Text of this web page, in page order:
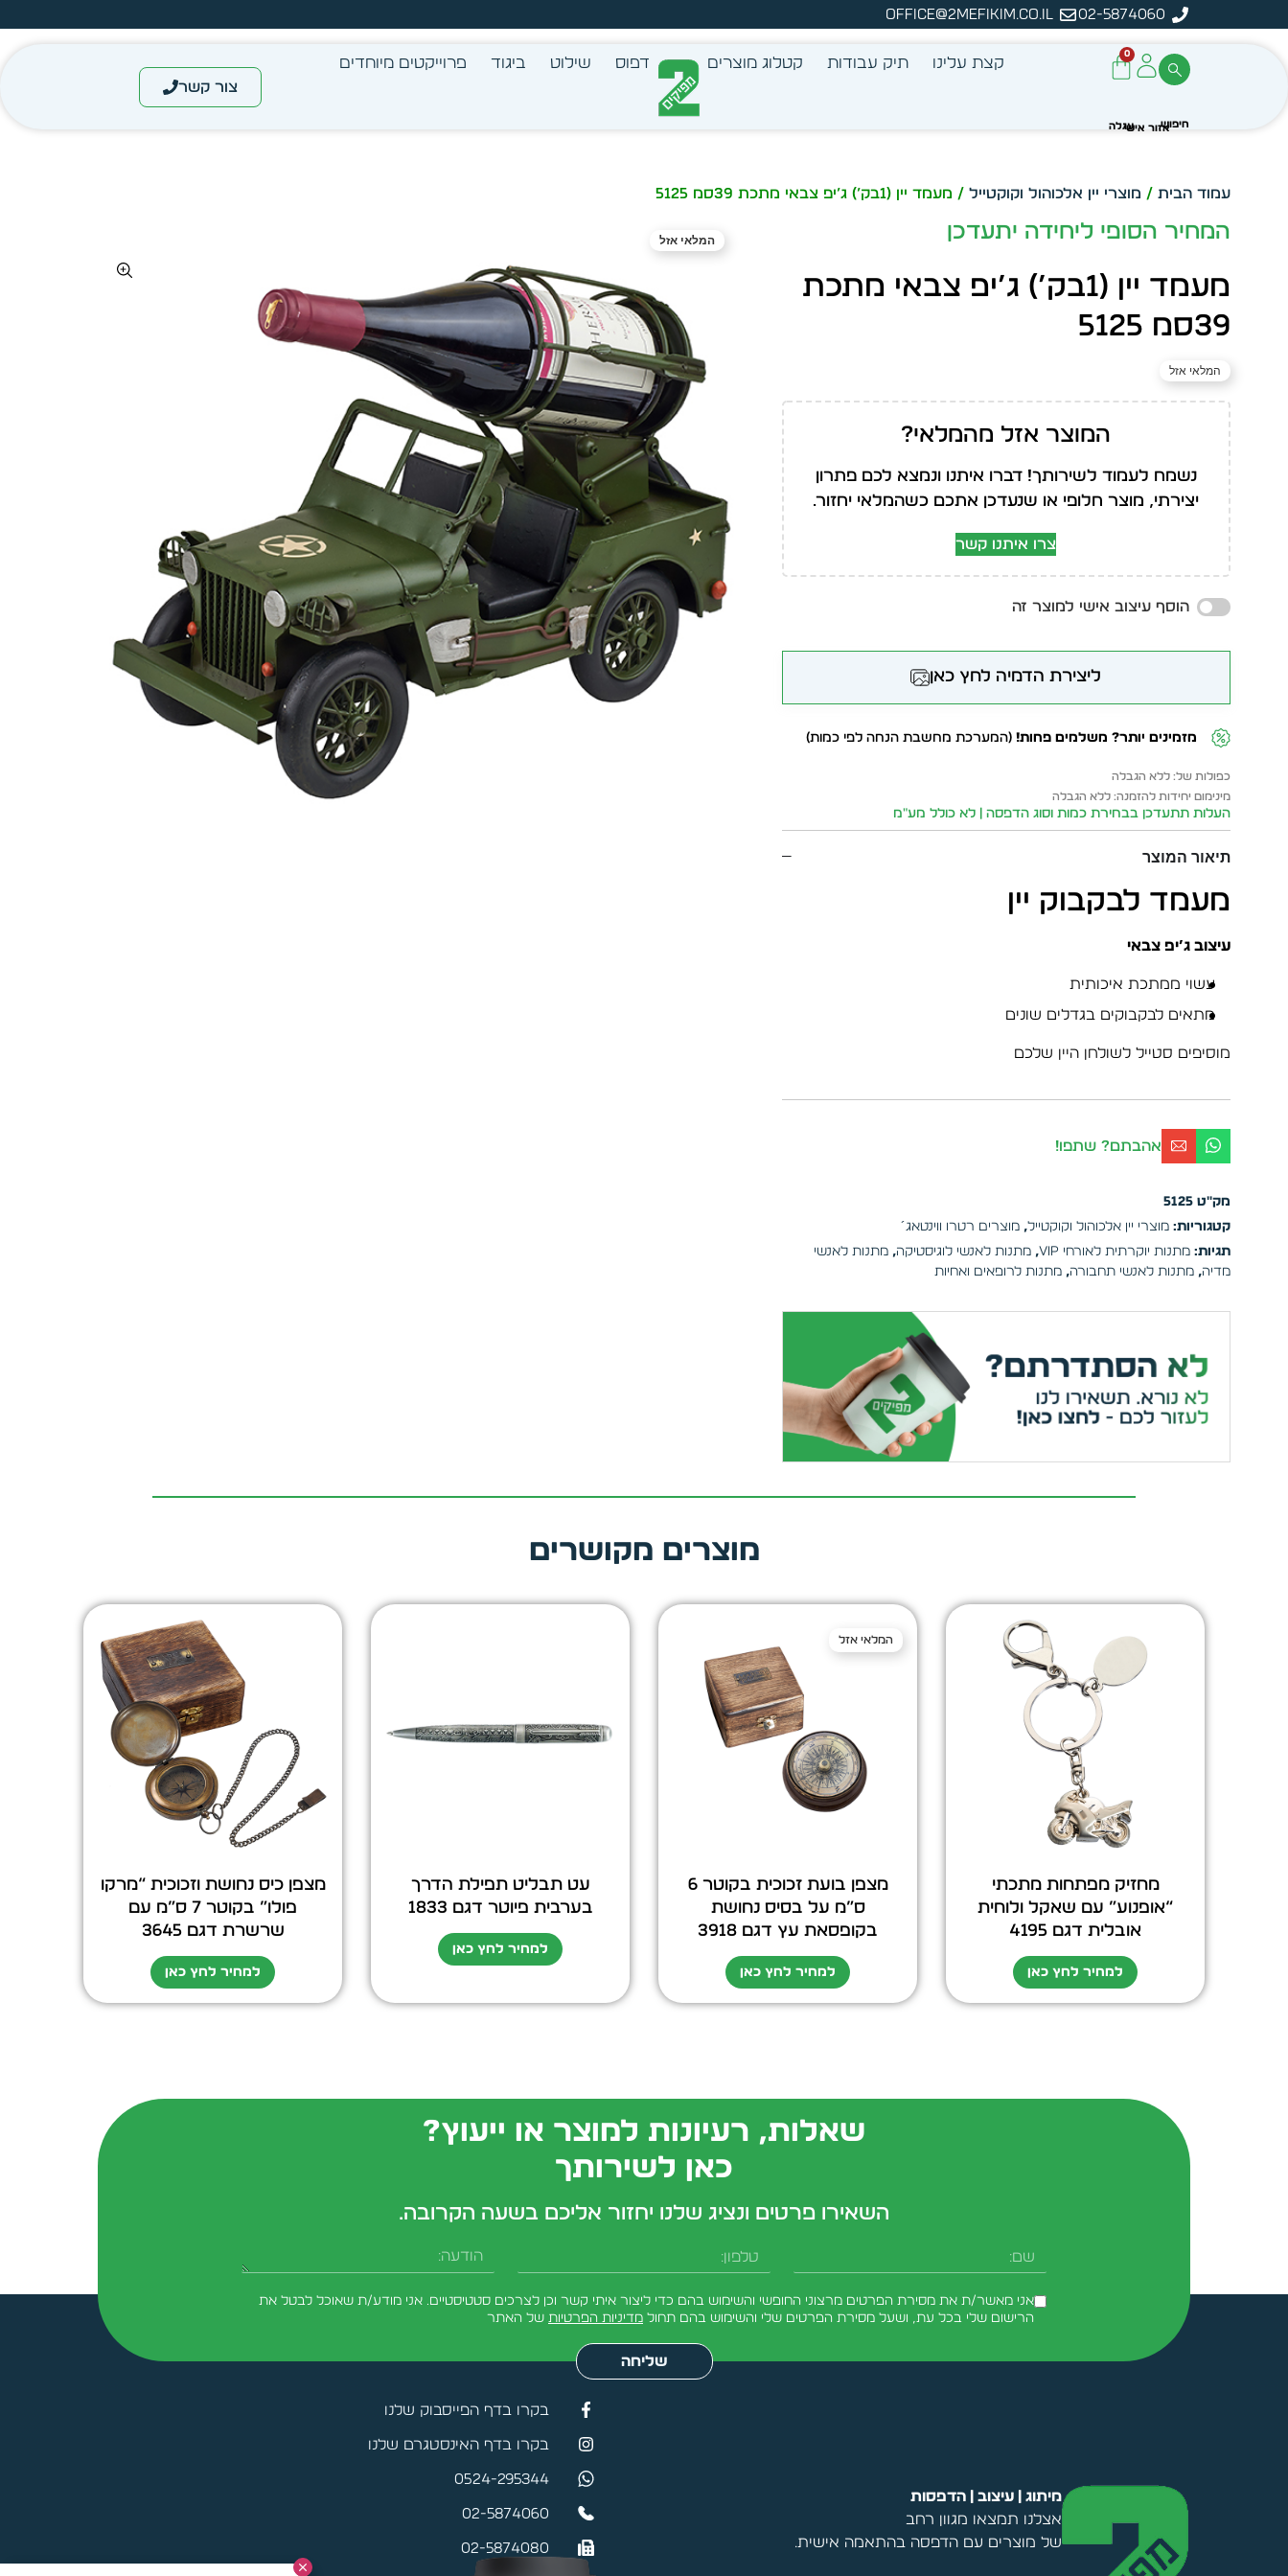
02-5874060
office@2mefikim.co.il
מיידית מתוך מלאי קיים
עצב בעצמך - הכן הדמייה לכל פריט בקלות מחיר מיידי- מותאם לפי כמות
0
קצת עלינו תיק עבודות קטלוג מוצרים דפוס שילוט ביגוד פרוייקטים מיוחדים
צור קשר
עמוד הבית / מוצרי יין אלכוהול וקוקטייל / מעמד יין (1בק’) ג’יפ צבאי מתכת 39סמ 5125
מעמד יין (1בק’) ג’יפ צבאי מתכת
39סמ 5125
המלאי אזל
המוצר אזל מהמלאי?
נשמח לעמוד לשירותך! דברו איתנו ונמצא לכם פתרון
יצירתי, מוצר חלופי או שנעדכן אתכם כשהמלאי יחזור.
צרו איתנו קשר
הוסף עיצוב אישי למוצר זה
ליצירת הדמיה לחץ כאן
מזמינים יותר? משלמים פחות! (המערכת מחשבת הנחה לפי כמות)
כפולות של: ללא הגבלה
מינימום יחידות להזמנה: ללא הגבלה
המחיר הסופי ליחידה יתעדכן
העלות תתעדכן בבחירת כמות וסוג הדפסה | לא כולל מע״מ
תיאור המוצר
מעמד לבקבוק יין
עיצוב ג’יפ צבאי
עשוי ממתכת איכותית
מתאים לבקבוקים בגדלים שונים
מוסיפים סטייל לשולחן היין שלכם
אהבתם? שתפו!
מק"ט5125
קטגוריות: מוצרי יין אלכוהול וקוקטייל,מוצרים רטרו ווינטאג´
תגיות: מתנות יוקרתית לאורחי VIP ,מתנות לאנשי לוגיסטיקה,מתנות לאנשי
מדיה,מתנות לאנשי תחבורה,מתנות לרופאים ואחיות
המלאי אזל
מוצרים מקושרים
מחזיק מפתחות מתכתי
“אופנוע” עם שאקל ולוחית
אובלית דגם 4195
למחיר לחץ כאן
המלאי אזל
מצפן בועת זכוכית בקוטר 6
ס”מ על בסיס נחושת
בקופסאת עץ דגם 3918
למחיר לחץ כאן
עט תבליט תפילת הדרך
בערבית פיוטר דגם 1833
למחיר לחץ כאן
מצפן כיס נחושת וזכוכית “מרקו
פולו” בקוטר 7 ס”מ עם
שרשרת דגם 3645
למחיר לחץ כאן
שאלות, רעיונות למוצר או ייעוץ?
כאן לשירותך
השאירו פרטים ונציג שלנו יחזור אליכם בשעה הקרובה.
שם טלפון הודעה
אני מאשר/ת את מסירת הפרטים מרצוני החופשי והשימוש בהם כדי ליצור איתי קשר וכן לצרכים סטטיסטיים. אני מודע/ת שאוכל לבטל את
הרישום שלי בכל עת, ושעל מסירת הפרטים שלי והשימוש בהם תחול מדיניות הפרטיות של האתר
שליחה
מיתוג | עיצוב | הדפסות
אצלנו תמצאו מגוון רחב
של מוצרים עם הדפסה בהתאמה אישית.
בקרו בדף הפייסבוק שלנו
בקרו בדף האינסטגרם שלנו
0524-295344
02-5874060
02-5874080